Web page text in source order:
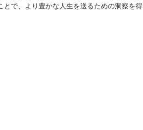
とで、より豊かな人生を送るための洞察を得